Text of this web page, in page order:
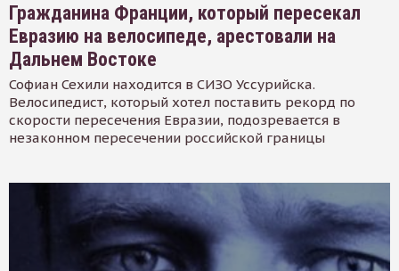
Гражданина Франции, который пересекал
Евразию на велосипеде, арестовали на
Дальнем Востоке
Софиан Сехили находится в СИЗО Уссурийска.
Велосипедист, который хотел поставить рекорд по
скорости пересечения Евразии, подозревается в
незаконном пересечении российской границы